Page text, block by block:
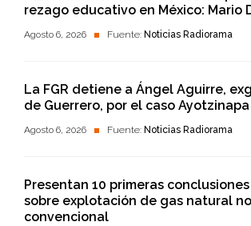
rezago educativo en México: Mario
Agosto 6, 2026 Fuente: Noticias Radiorama
La FGR detiene a Ángel Aguirre,
de Guerrero, por el caso Ayotzinapa
Agosto 6, 2026 Fuente: Noticias Radiorama
Presentan 10 primeras
sobre explotación de gas natural no
convencional